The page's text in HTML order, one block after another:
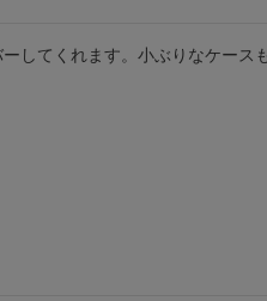
してくれます。小ぶりなケース